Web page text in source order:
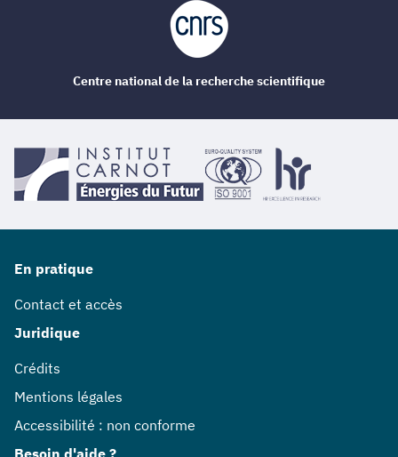
En pratique
Contact et accès
Juridique
Crédits
Mentions légales
Accessibilité : non conforme
Centre national de la recherche scientifique